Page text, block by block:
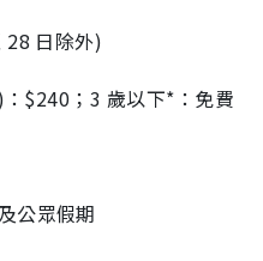
28 日除外)
$240；3 歲以下*：免費
公眾假期